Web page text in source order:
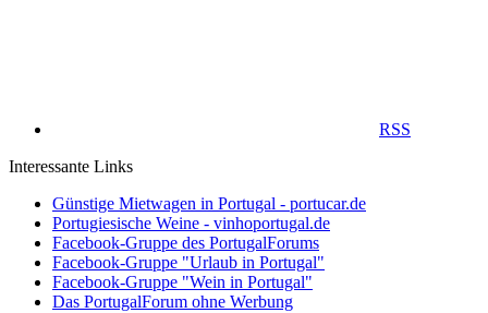
RSS
Interessante Links
Günstige Mietwagen in Portugal - portucar.de
Portugiesische Weine - vinhoportugal.de
Facebook-Gruppe des PortugalForums
Facebook-Gruppe "Urlaub in Portugal"
Facebook-Gruppe "Wein in Portugal"
Das PortugalForum ohne Werbung